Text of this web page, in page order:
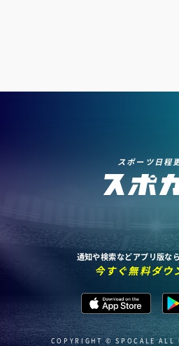
スポーツ日程
通知や検索などアプリ版な
今すぐ無料ダウ
COPYRIGHT © SPOCALE ALL